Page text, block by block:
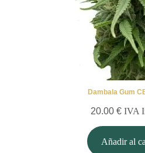
Dambala Gum
20.00 € IVA
Añadir al